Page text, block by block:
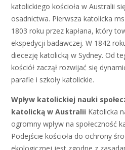
katolickiego kościoła w Australii
osadnictwa. Pierwsza katolicka
1803 roku przez kapłana, który
ekspedycji badawczej. W 1842
diecezję katolicką w Sydney. Od
kościół zaczął rozwijać się
parafie i szkoły katolickie.
Wpływ katolickiej nauki
katolicką w Australii Katolicka
ogromny wpływ na społeczność
Podejście kościoła do ochrony